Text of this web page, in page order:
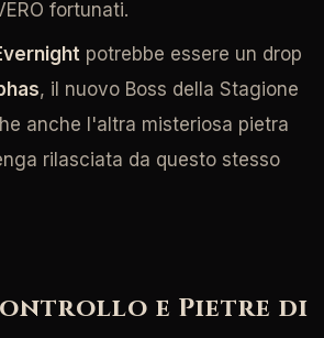
fortunati.
potrebbe essere un drop
, il nuovo Boss della Stagione
anche l'altra misteriosa pietra
rilasciata da questo stesso
e Pietre di